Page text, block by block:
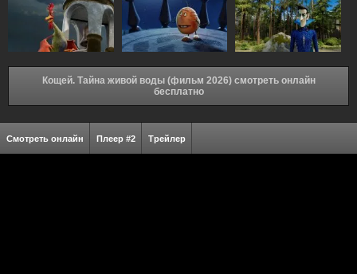
Кощей. Тайна живой воды (фильм 2026) смотреть онлайн
бесплатно
Смотреть онлайн Плеер #2 Трейлер